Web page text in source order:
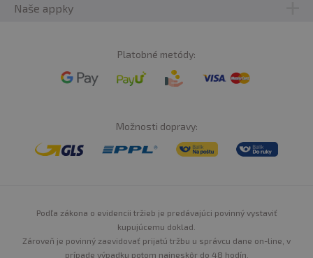
Naše appky
Platobné metódy:
Možnosti dopravy:
Podľa zákona o evidencii tržieb je predávajúci povinný vystaviť
kupujúcemu doklad.
Zároveň je povinný zaevidovať prijatú tržbu u správcu dane on-line, v
prípade výpadku potom najneskôr do 48 hodín.